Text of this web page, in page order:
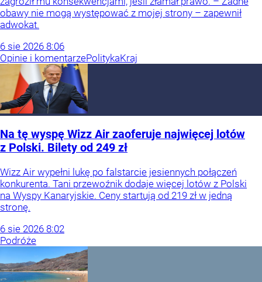
obawy nie mogą występować z mojej strony – zapewnił
adwokat.
6 sie 2026 8:06
Opinie i komentarzePolitykaKraj
Na tę wyspę Wizz Air zaoferuje najwięcej lotów
z Polski. Bilety od 249 zł
Wizz Air wypełni lukę po falstarcie jesiennych połączeń
konkurenta. Tani przewoźnik dodaje więcej lotów z Polski
na Wyspy Kanaryjskie. Ceny startują od 219 zł w jedną
stronę.
6 sie 2026 8:02
Podróże